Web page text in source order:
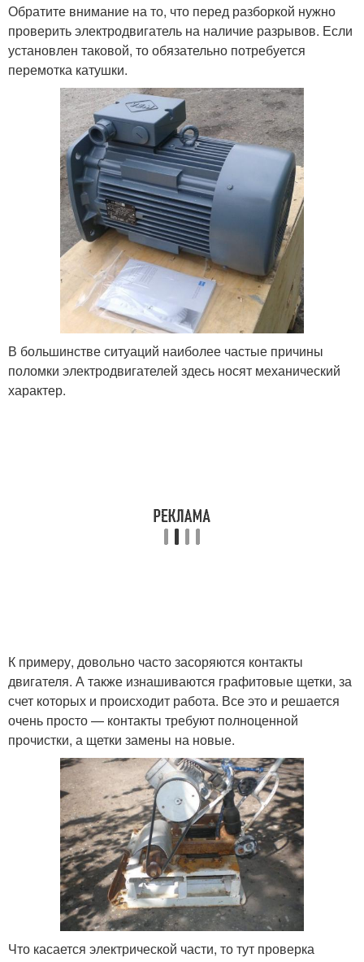
Обратите внимание на то, что перед разборкой нужно
проверить электродвигатель на наличие разрывов. Если
установлен таковой, то обязательно потребуется
перемотка катушки.
В большинстве ситуаций наиболее частые причины
поломки электродвигателей здесь носят механический
характер.
К примеру, довольно часто засоряются контакты
двигателя. А также изнашиваются графитовые щетки, за
счет которых и происходит работа. Все это и решается
очень просто — контакты требуют полноценной
прочистки, а щетки замены на новые.
Что касается электрической части, то тут проверка